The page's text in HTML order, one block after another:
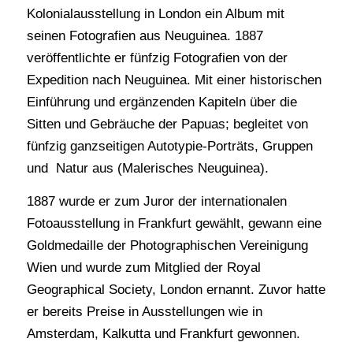
Kolonialausstellung in London ein Album mit
seinen Fotografien aus Neuguinea. 1887
veröffentlichte er fünfzig Fotografien von der
Expedition nach Neuguinea. Mit einer historischen
Einführung und ergänzenden Kapiteln über die
Sitten und Gebräuche der Papuas; begleitet von
fünfzig ganzseitigen Autotypie-Porträts, Gruppen
und Natur aus (Malerisches Neuguinea).
1887 wurde er zum Juror der internationalen
Fotoausstellung in Frankfurt gewählt, gewann eine
Goldmedaille der Photographischen Vereinigung
Wien und wurde zum Mitglied der Royal
Geographical Society, London ernannt. Zuvor hatte
er bereits Preise in Ausstellungen wie in
Amsterdam, Kalkutta und Frankfurt gewonnen.